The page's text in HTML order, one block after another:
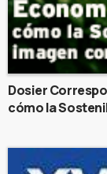
Dosier
cómo la